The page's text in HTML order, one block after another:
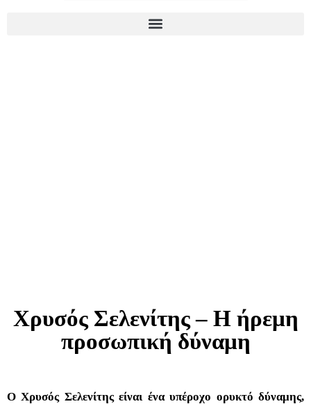
Χρυσός Σελενίτης – Η ήρεμη
προσωπική δύναμη
Ο Χρυσός Σελενίτης είναι ένα υπέροχο ορυκτό δύναμης,